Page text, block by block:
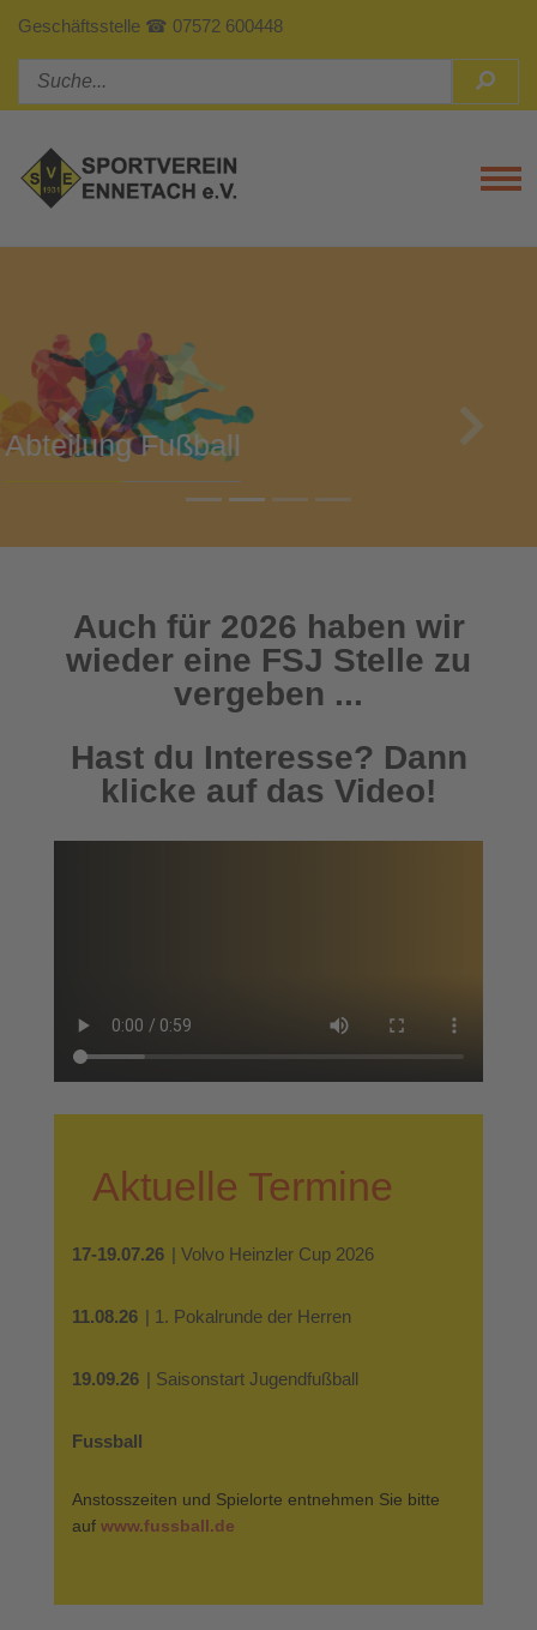
Geschäftsstelle ☎ 07572 600448
Abteilung Turnen
Previous
Auch für 2026 haben wir
wieder eine FSJ Stelle zu
vergeben ...
Hast du Interesse? Dann
klicke auf das Video!
Aktuelle Termine
17-19.07.26 | Volvo Heinzler Cup 2026
11.08.26 | 1. Pokalrunde der Herren
19.09.26 | Saisonstart Jugendfußball
Fussball
Anstosszeiten und Spielorte entnehmen Sie bitte
auf www.fussball.de